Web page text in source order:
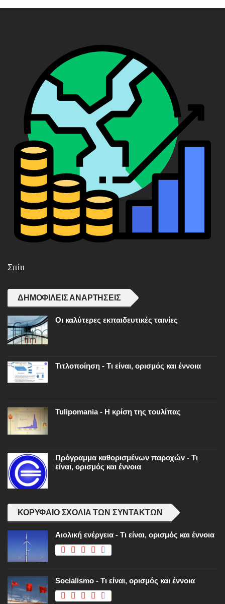
Σπίτι
ΔΗΜΟΦΙΛΕΊΣ ΑΝΑΡΤΉΣΕΙΣ
Οι καλύτερες εκπαιδευτικές ταινίες
Τιτλοποίηση - Τι είναι, ορισμός και έννοια
Tulipomania - Η κρίση της τουλίπας
Πρόγραμμα καθορισμένων παροχών - Τι
είναι, ορισμός και έννοια
ΚΟΡΥΦΑΊΟ ΣΧΌΛΙΑ ΤΩΝ ΣΥΝΤΑΚΤΏΝ
Αιολική ενέργεια - Τι είναι, ορισμός και έννοια
Socialismo - Τι είναι, ορισμός και έννοια